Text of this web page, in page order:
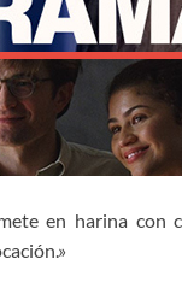
en harina con